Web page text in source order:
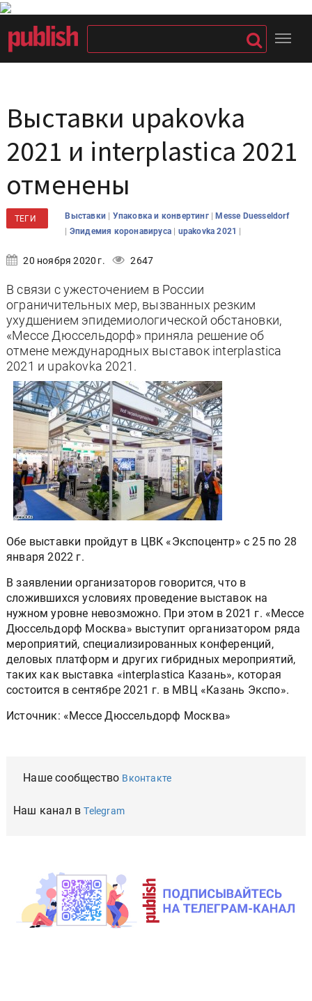
Выставки upakovka
2021 и interplastica 2021
отменены
ТЕГИ Выставки | Упаковка и конвертинг |Messe Duesseldorf
| Эпидемия коронавируса | upakovka 2021 |
20 ноября 2020 г. 2647
В связи с ужесточением в России
ограничительных мер, вызванных резким
ухудшением эпидемиологической обстановки,
«Мессе Дюссельдорф» приняла решение об
отмене международных выставок interplastica
2021 и upakovka 2021.
Обе выставки пройдут в ЦВК «Экспоцентр» с 25 по 28
января 2022 г.
В заявлении организаторов говорится, что в
сложившихся условиях проведение выставок на
нужном уровне невозможно. При этом в 2021 г. «Мессе
Дюссельдорф Москва» выступит организатором ряда
мероприятий, специализированных конференций,
деловых платформ и других гибридных мероприятий,
таких как выставка «interplastica Казань», которая
состоится в сентябре 2021 г. в МВЦ «Казань Экспо».
Источник: «Мессе Дюссельдорф Москва»
Наше сообщество Вконтакте
Наш канал вTelegram